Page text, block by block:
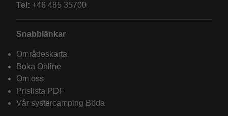
Tel: +46 485 35700
Snabblänkar
Områdeskarta
Boka Online
Om oss
Prislista PDF
Vår systercamping Böda